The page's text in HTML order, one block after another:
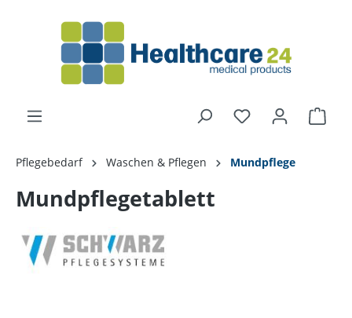
Pflegebedarf Waschen & Pflegen Mundpflege
Mundpflegetablett